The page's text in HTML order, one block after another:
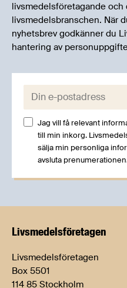
livsmedelsföretagande och
livsmedelsbranschen. När
nyhetsbrev godkänner du
hantering av
E-post:
Jag vill få relevant
till min inkorg.
sälja min personliga
avsluta
Livsmedels­företagen
Livsmedelsföretagen
Box 5501
114 85 Stockholm